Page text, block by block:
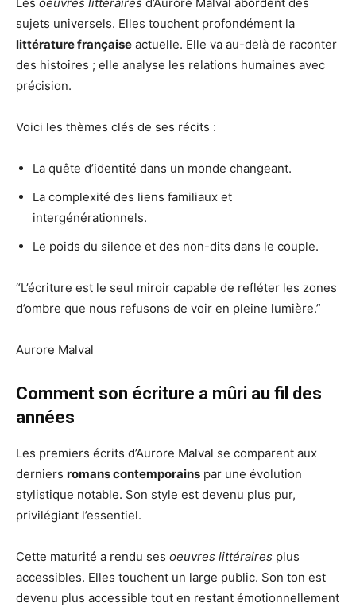
Les oeuvres littéraires d’Aurore Malval abordent des
sujets universels. Elles touchent profondément la
littérature française actuelle. Elle va au-delà de raconter
des histoires ; elle analyse les relations humaines avec
précision.
Voici les thèmes clés de ses récits :
La quête d’identité dans un monde changeant.
La complexité des liens familiaux et
intergénérationnels.
Le poids du silence et des non-dits dans le couple.
“L’écriture est le seul miroir capable de refléter les zones
d’ombre que nous refusons de voir en pleine lumière.”
Aurore Malval
Comment son écriture a mûri au fil des
années
Les premiers écrits d’Aurore Malval se comparent aux
derniers romans contemporains par une évolution
stylistique notable. Son style est devenu plus pur,
privilégiant l’essentiel.
Cette maturité a rendu ses oeuvres littéraires plus
accessibles. Elles touchent un large public. Son ton est
devenu plus accessible tout en restant émotionnellement